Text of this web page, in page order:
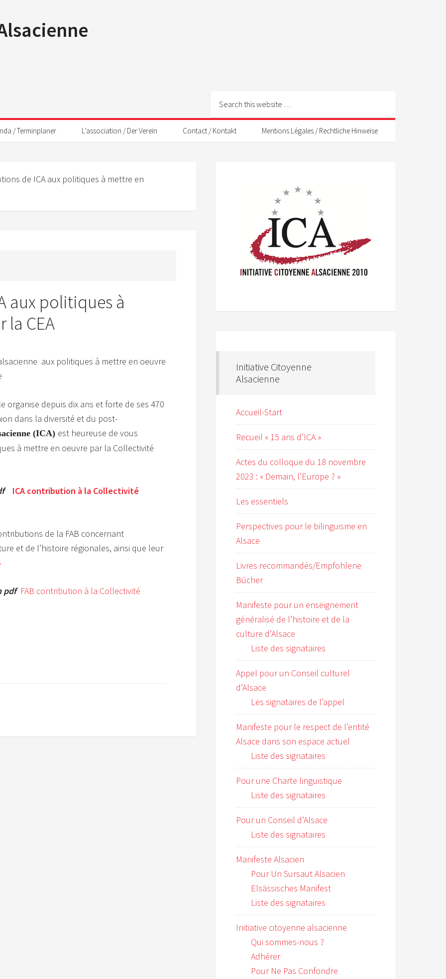
/ Terminplaner L’association / Der Verein Contact / Kontakt Mentions Légales / Rechtliche Hinweise
de ICA aux politiques à mettre en
aux politiques à
la CEA
aux politiques à mettre en oeuvre
organise depuis dix ans et forte de ses 470
dans la diversité et du post-
(ICA) est heureuse de vous
à mettre en oeuvre par la Collectivité
ICA contribution à la Collectivité
de la FAB concernant
et de l’histoire régionales, ainsi que leur
pdf FAB contribution à la Collectivité
Initiative Citoyenne
Alsacienne
Accueil-Start
Recueil « 15 ans d’ICA »
Actes du colloque du 18 novembre
2023 : « Demain, l’Europe ? »
Les essentiels
Perspectives pour le bilinguisme en
Alsace
Livres recommandés/Empfohlene
Bücher
Manifeste pour un enseignement
généralisé de l’histoire et de la
culture d’Alsace
Liste des signataires
Appel pour un Conseil culturel
d’Alsace
Les signataires de l’appel
Manifeste pour le respect de l’entité
Alsace dans son espace actuel
Liste des signataires
Pour une Charte linguistique
Liste des signataires
Pour un Conseil d’Alsace
Liste des signataires
Manifeste Alsacien
Pour Un Sursaut Alsacien
Elsässisches Manifest
Liste des signataires
Initiative citoyenne alsacienne
Qui sommes-nous ?
Adhérer
Pour Ne Pas Confondre